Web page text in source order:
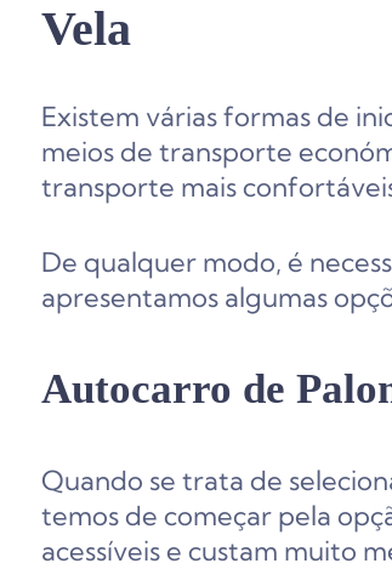
Vela
Existem várias formas de
meios de transporte
transporte mais
De qualquer modo, é
apresentamos algumas
Autocarro de
Quando se trata de
temos de começar pela
acessíveis e custam muito